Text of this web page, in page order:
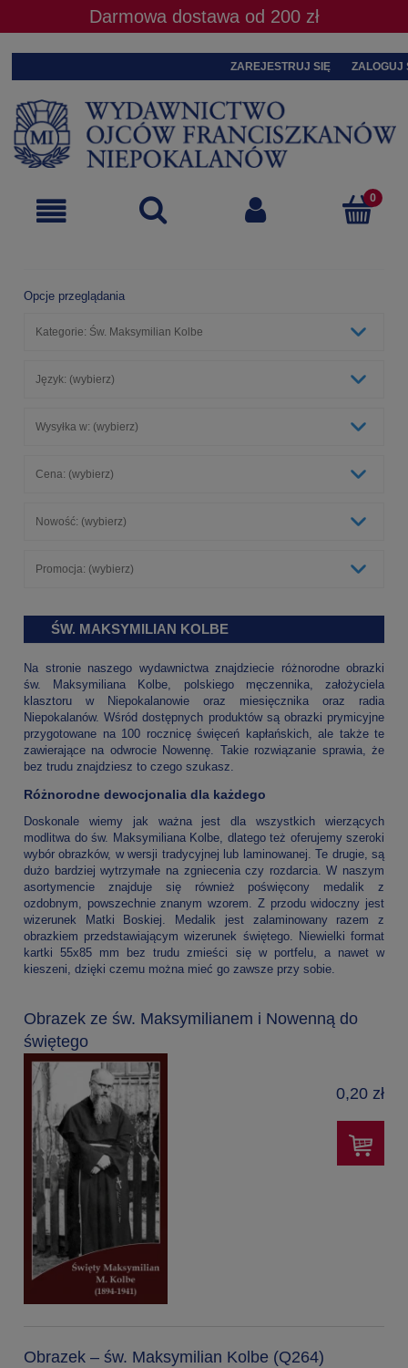
Darmowa dostawa od 200 zł
ZAREJESTRUJ SIĘ ZALOGUJ
Opcje przeglądania
Kategorie: Św. Maksymilian Kolbe
Język: (wybierz)
Wysyłka w: (wybierz)
Cena: (wybierz)
Nowość: (wybierz)
Promocja: (wybierz)
ŚW. MAKSYMILIAN KOLBE
Na stronie naszego wydawnictwa znajdziecie różnorodne obrazki
św. Maksymiliana Kolbe, polskiego męczennika, założyciela
klasztoru w Niepokalanowie oraz miesięcznika oraz radia
Niepokalanów. Wśród dostępnych produktów są obrazki prymicyjne
przygotowane na 100 rocznicę święceń kapłańskich, ale także te
zawierające na odwrocie Nowennę. Takie rozwiązanie sprawia, że
bez trudu znajdziesz to czego szukasz.
Różnorodne dewocjonalia dla każdego
Doskonale wiemy jak ważna jest dla wszystkich wierzących
modlitwa do św. Maksymiliana Kolbe, dlatego też oferujemy szeroki
wybór obrazków, w wersji tradycyjnej lub laminowanej. Te drugie, są
dużo bardziej wytrzymałe na zgniecenia czy rozdarcia. W naszym
asortymencie znajduje się również poświęcony medalik z
ozdobnym, powszechnie znanym wzorem. Z przodu widoczny jest
wizerunek Matki Boskiej. Medalik jest zalaminowany razem z
obrazkiem przedstawiającym wizerunek świętego. Niewielki format
kartki 55x85 mm bez trudu zmieści się w portfelu, a nawet w
kieszeni, dzięki czemu można mieć go zawsze przy sobie.
Obrazek ze św. Maksymilianem i Nowenną do
świętego
0,20 zł
Obrazek – św. Maksymilian Kolbe (Q264)